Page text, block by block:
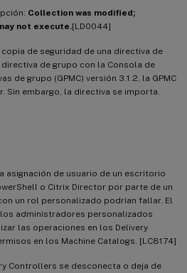
Collection was modified;
not execute.[LD0044]
de seguridad de una directiva de
de grupo con la Consola de
de grupo (GPMC) versión 3.1.2, la GPMC
Sin embargo, la directiva se importa.
asignación de usuario de un escritorio
o Citrix Director por parte de un
un rol personalizado podrían fallar. El
administradores personalizados
las operaciones en los Delivery
en los Machine Catalogs. [LC8174]
Controllers se desconecta o deja de